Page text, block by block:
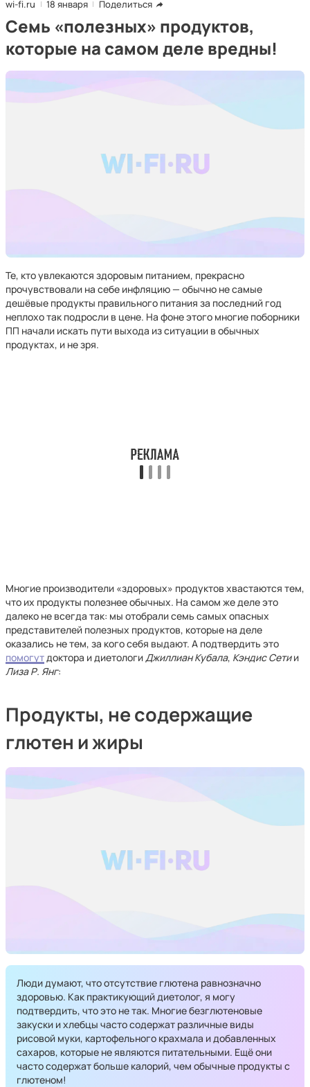
wi-fi.ru 18 января Поделиться
Семь «полезных» продуктов,
которые на самом деле вредны!
Те, кто увлекаются здоровым питанием, прекрасно
прочувствовали на себе инфляцию — обычно не самые
дешёвые продукты правильного питания за последний год
неплохо так подросли в цене. На фоне этого многие поборники
ПП начали искать пути выхода из ситуации в обычных
продуктах, и не зря.
Многие производители «здоровых» продуктов хвастаются тем,
что их продукты полезнее обычных. На самом же деле это
далеко не всегда так: мы отобрали семь самых опасных
представителей полезных продуктов, которые на деле
оказались не тем, за кого себя выдают. А подтвердить это
помогутдоктора и диетологиДжиллиан Кубала, Кэндис Сетии
Лиза Р. Янг:
Продукты, не содержащие
глютен и жиры
Люди думают, что отсутствие глютена равнозначно
здоровью. Как практикующий диетолог, я могу
подтвердить, что это не так. Многие безглютеновые
закуски и хлебцы часто содержат различные виды
рисовой муки, картофельного крахмала и добавленных
сахаров, которые не являются питательными. Ещё они
часто содержат больше калорий, чем обычные продукты с
глютеном!